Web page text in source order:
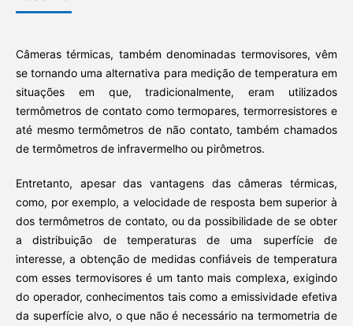
Câmeras térmicas, também denominadas termovisores, vêm
se tornando uma alternativa para medição de temperatura em
situações em que, tradicionalmente, eram utilizados
termômetros de contato como termopares, termorresistores e
até mesmo termômetros de não contato, também chamados
de termômetros de infravermelho ou pirômetros.
Entretanto, apesar das vantagens das câmeras térmicas,
como, por exemplo, a velocidade de resposta bem superior à
dos termômetros de contato, ou da possibilidade de se obter
a distribuição de temperaturas de uma superfície de
interesse, a obtenção de medidas confiáveis de temperatura
com esses termovisores é um tanto mais complexa, exigindo
do operador, conhecimentos tais como a emissividade efetiva
da superfície alvo, o que não é necessário na termometria de